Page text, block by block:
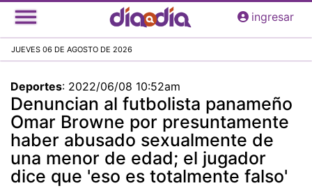
Pasar
al
principal
ingresar
JUEVES 06 DE AGOSTO DE 2026
Deportes: 2022/06/08 10:52am
Denuncian al futbolista panameño
Omar Browne por presuntamente
haber abusado sexualmente de
una menor de edad; el jugador
dice que 'eso es totalmente falso'